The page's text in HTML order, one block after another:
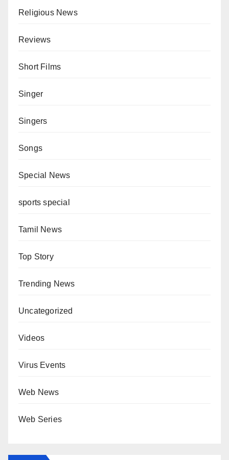
Religious News
Reviews
Short Films
Singer
Singers
Songs
Special News
sports special
Tamil News
Top Story
Trending News
Uncategorized
Videos
Virus Events
Web News
Web Series